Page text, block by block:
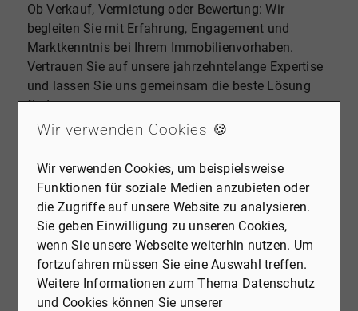
Ob Verkauf, Vermietung oder Bewertung: Wir
begleiten Sie mit Erfahrung, Engagement und
Marktkenntnis bei Ihrem Immobilienvorhaben.
Vertrauen Sie auf unsere jahrzehntelange Expertise
und lassen Sie uns gemeinsam die beste Lösung
finden.
Was Sie von uns erwarten können:
und individuell berät
Beste Marktübersicht dank umfassender
regionaler Expertise
Vertrauensvolle Zusammenarbeit und
transparente Prozesse
Wir verwenden Cookies 🍪
Wir verwenden Cookies, um beispielsweise
Funktionen für soziale Medien anzubieten oder
die Zugriffe auf unsere Website zu analysieren.
Sie geben Einwilligung zu unseren Cookies,
wenn Sie unsere Webseite weiterhin nutzen. Um
fortzufahren müssen Sie eine Auswahl treffen.
Weitere Informationen zum Thema Datenschutz
und Cookies können Sie unserer